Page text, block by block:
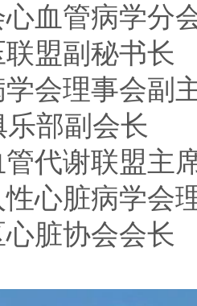
血管病学分
盟副秘书长
会理事会副
部副会长
代谢联盟主
心脏病学会
脏协会会长